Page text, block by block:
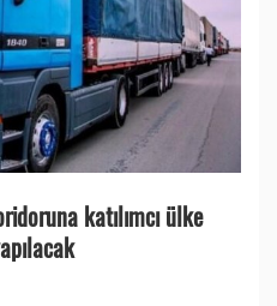
katılımcı ülke